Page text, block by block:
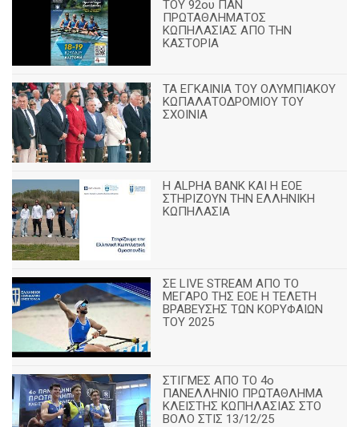
ΤΟΥ 92ου ΠΑΝ
ΠΡΩΤΑΘΛΗΜΑΤΟΣ
ΚΩΠΗΛΑΣΙΑΣ ΑΠΟ ΤΗΝ
ΚΑΣΤΟΡΙΑ
TA ΕΓΚΑΙΝΙΑ ΤΟΥ ΟΛΥΜΠΙΑΚΟΥ
ΚΩΠΑΛΑΤΟΔΡΟΜΙΟΥ ΤΟΥ
ΣΧΟΙΝΙΑ
H ALPHA BANK ΚΑΙ Η ΕΟΕ
ΣΤΗΡΙΖΟΥΝ ΤΗΝ ΕΛΛΗΝΙΚΗ
ΚΩΠΗΛΑΣΙΑ
ΣΕ LIVE STREAM ΑΠΟ ΤΟ
ΜΕΓΑΡΟ ΤΗΣ ΕΟΕ Η ΤΕΛΕΤΗ
ΒΡΑΒΕΥΣΗΣ ΤΩΝ ΚΟΡΥΦΑΙΩΝ
ΤΟΥ 2025
ΣΤΙΓΜΕΣ ΑΠΟ ΤΟ 4ο
ΠΑΝΕΛΛΗΝΙΟ ΠΡΩΤΑΘΛΗΜΑ
ΚΛΕΙΣΤΗΣ ΚΩΠΗΛΑΣΙΑΣ ΣΤΟ
ΒΟΛΟ ΣΤΙΣ 13/12/25